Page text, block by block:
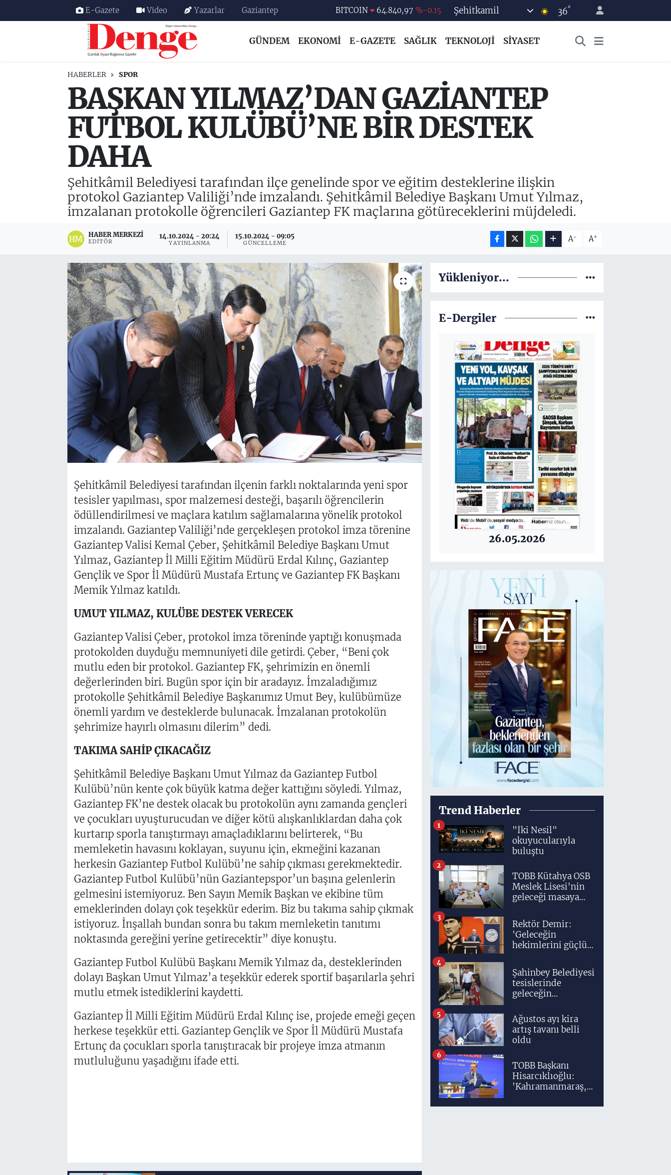
E-Gazete Video Yazarlar Gaziantep
DOLAR
47,7436 %0.18
EURO
55,2510 %0.32
BİST100
13.779 %-14
Şehitkamil 36°
GÜNDEM EKONOMİ E-GAZETE SAĞLIK TEKNOLOJİ SİYASET
HABERLER SPOR
BAŞKAN YILMAZ’DAN GAZİANTEP
FUTBOL KULÜBÜ’NE BİR DESTEK
DAHA
Şehitkâmil Belediyesi tarafından ilçe genelinde spor ve eğitim desteklerine ilişkin
protokol Gaziantep Valiliği’nde imzalandı. Şehitkâmil Belediye Başkanı Umut Yılmaz,
imzalanan protokolle öğrencileri Gaziantep FK maçlarına götüreceklerini müjdeledi.
HABER MERKEZI
EDITÖR
14.10.2024 - 20:24
YAYINLANMA
15.10.2024 - 09:05
GÜNCELLEME A- A+
Şehitkâmil Belediyesi tarafından ilçenin farklı noktalarında yeni spor
tesisler yapılması, spor malzemesi desteği, başarılı öğrencilerin
ödüllendirilmesi ve maçlara katılım sağlamalarına yönelik protokol
imzalandı. Gaziantep Valiliği’nde gerçekleşen protokol imza törenine
Gaziantep Valisi Kemal Çeber, Şehitkâmil Belediye Başkanı Umut
Yılmaz, Gaziantep İl Milli Eğitim Müdürü Erdal Kılınç, Gaziantep
Gençlik ve Spor İl Müdürü Mustafa Ertunç ve Gaziantep FK Başkanı
Memik Yılmaz katıldı.
UMUT YILMAZ, KULÜBE DESTEK VERECEK
Gaziantep Valisi Çeber, protokol imza töreninde yaptığı konuşmada
protokolden duyduğu memnuniyeti dile getirdi. Çeber, “Beni çok
mutlu eden bir protokol. Gaziantep FK, şehrimizin en önemli
değerlerinden biri. Bugün spor için bir aradayız. İmzaladığımız
protokolle Şehitkâmil Belediye Başkanımız Umut Bey, kulübümüze
önemli yardım ve desteklerde bulunacak. İmzalanan protokolün
şehrimize hayırlı olmasını dilerim” dedi.
TAKIMA SAHİP ÇIKACAĞIZ
Şehitkâmil Belediye Başkanı Umut Yılmaz da Gaziantep Futbol
Kulübü’nün kente çok büyük katma değer kattığını söyledi. Yılmaz,
Gaziantep FK’ne destek olacak bu protokolün aynı zamanda gençleri
ve çocukları uyuşturucudan ve diğer kötü alışkanlıklardan daha çok
kurtarıp sporla tanıştırmayı amaçladıklarını belirterek, “Bu
memleketin havasını koklayan, suyunu için, ekmeğini kazanan
herkesin Gaziantep Futbol Kulübü’ne sahip çıkması gerekmektedir.
Gaziantep Futbol Kulübü’nün Gaziantepspor’un başına gelenlerin
gelmesini istemiyoruz. Ben Sayın Memik Başkan ve ekibine tüm
emeklerinden dolayı çok teşekkür ederim. Biz bu takıma sahip çıkmak
istiyoruz. İnşallah bundan sonra bu takım memleketin tanıtımı
noktasında gereğini yerine getirecektir” diye konuştu.
Gaziantep Futbol Kulübü Başkanı Memik Yılmaz da, desteklerinden
dolayı Başkan Umut Yılmaz’a teşekkür ederek sportif başarılarla şehri
mutlu etmek istediklerini kaydetti.
Gaziantep İl Milli Eğitim Müdürü Erdal Kılınç ise, projede emeği geçen
herkese teşekkür etti. Gaziantep Gençlik ve Spor İl Müdürü Mustafa
Ertunç da çocukları sporla tanıştıracak bir projeye imza atmanın
mutluluğunu yaşadığını ifade etti.
Yükleniyor...
E-Dergiler
26.05.2026
Trend Haberler
"İki Nesil"
okuyucularıyla
buluştu
1
TOBB Kütahya OSB
Meslek Lisesi'nin
geleceği masaya
2
Rektör Demir:
'Geleceğin
hekimlerini güçlü
klinik altyapıyla
yetiştiriyoruz'
3
Şahinbey Belediyesi
tesislerinde
geleceğin
teknolojiyle
yetişiyor
4
Ağustos ayı kira
artış tavanı belli
oldu
5
TOBB Başkanı
Hisarcıklıoğlu:
'Kahramanmaraş,
Türkiye
6
Nöbetçi Eczaneler
Trafik Durumu
Süper Lig Puan Durumu ve Fikstür
Tüm Manşetler
Son Dakika Haberleri
Haber Arşivi